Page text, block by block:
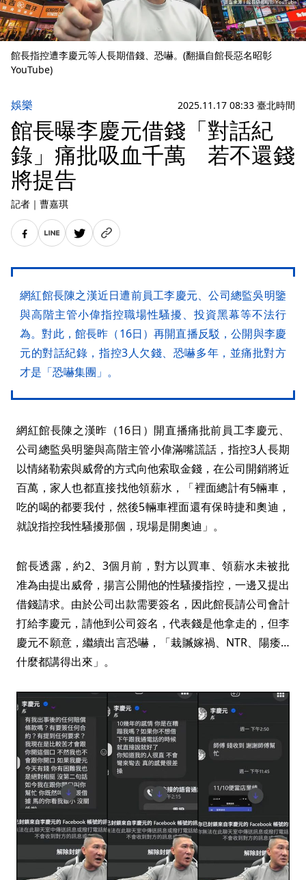
館長指控遭李慶元等人長期借錢、恐嚇。(翻攝自館長惡名昭彰
YouTube)
娛樂 2025.11.17 08:33 臺北時間
館長曝李慶元借錢「對話紀
錄」痛批吸血千萬 若不還錢
將提告
記者 ｜ 曹嘉琪
網紅館長陳之漢近日遭前員工李慶元、公司總監吳明鑒
與高階主管小偉指控職場性騷擾、投資黑幕等不法行
為。對此，館長昨（16日）再開直播反駁，公開與李慶
元的對話紀錄，指控3人欠錢、恐嚇多年，並痛批對方
才是「恐嚇集團」。
網紅館長陳之漢昨（16日）開直播痛批前員工李慶元、
公司總監吳明鑒與高階主管小偉滿嘴謊話，指控3人長期
以情緒勒索與威脅的方式向他索取金錢，在公司開銷將近
百萬，家人也都直接找他領薪水，「裡面總計有5輛車，
吃的喝的都要我付，然後5輛車裡面還有保時捷和奧迪，
就說指控我性騷擾那個，現場是開奧迪」。
館長透露，約2、3個月前，對方以買車、領薪水未被批
准為由提出威脅，揚言公開他的性騷擾指控，一邊又提出
借錢請求。由於公司出款需要簽名，因此館長請公司會計
打給李慶元，請他到公司簽名，代表錢是他拿走的，但李
慶元不願意，繼續出言恐嚇，「栽贓嫁禍、NTR、陽痿…
什麼都講得出來」。